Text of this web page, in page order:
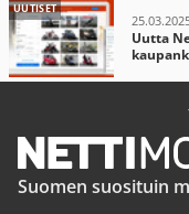
UUTISET
Uutta
Suomen suosituin